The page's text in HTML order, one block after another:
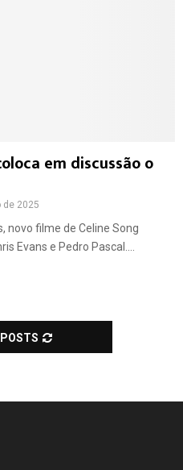
em discussão o
de 2025
novo filme de Celine Song
Evans e Pedro Pascal....